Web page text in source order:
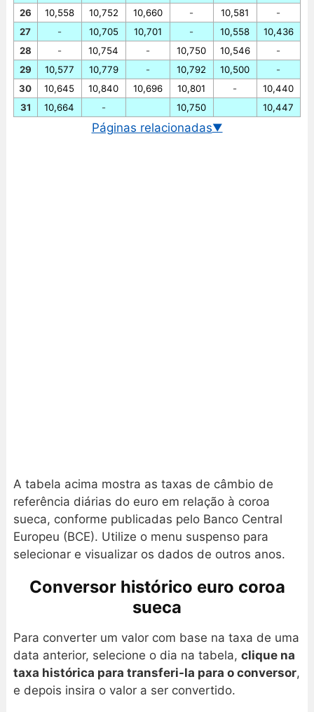
26
27
28
29
30
31
10,558
-
-
10,577
10,645
10,664
10,752
10,705
10,754
10,779
10,840
-
10,660
10,701
-
-
10,696
-
-
10,750
10,792
10,801
10,750
10,581
10,558
10,546
10,500
-
-
10,436
-
-
10,440
10,447
Páginas relacionadas▼
A tabela acima mostra as taxas de câmbio de
referência diárias do euro em relação à coroa
sueca, conforme publicadas pelo Banco Central
Europeu (BCE). Utilize o menu suspenso para
selecionar e visualizar os dados de outros anos.
Conversor histórico euro coroa
sueca
Para converter um valor com base na taxa de uma
data anterior, selecione o dia na tabela, clique na
taxa histórica para transferi-la para o conversor,
e depois insira o valor a ser convertido.